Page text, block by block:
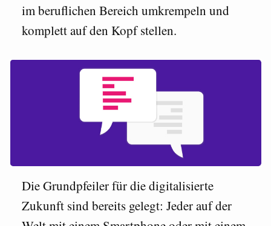
im beruflichen Bereich umkrempeln und
komplett auf den Kopf stellen.
Die Grundpfeiler für die digitalisierte
Zukunft sind bereits gelegt: Jeder auf der